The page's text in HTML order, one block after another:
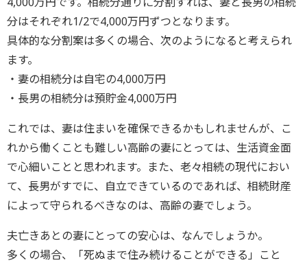
分はそれぞれ1/2で4,000万円ずつとなります。
具体的な分割案は多くの場合、次のようになると考えられ
ます。
・妻の相続分は自宅の4,000万円
・長男の相続分は預貯金4,000万円
これでは、妻は住まいを確保できるかもしれませんが、こ
れから働くことも難しい高齢の妻にとっては、生活資金面
で心細いことと思われます。また、老々相続の現代におい
て、長男がすでに、自立できているのであれば、相続財産
によって守られるべきなのは、高齢の妻でしょう。
夫亡きあとの妻にとっての安心は、なんでしょうか。
多くの場合、「死ぬまで住み続けることができる」こと